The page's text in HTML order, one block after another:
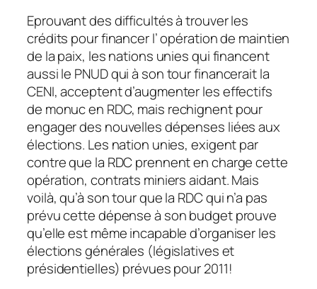
Eprouvant des difficultés à trouver les
crédits pour financer l’ opération de maintien
de la paix, les nations unies qui financent
aussi le PNUD qui à son tour financerait la
CENI, acceptent d’augmenter les effectifs
de monuc en RDC, mais rechignent pour
engager des nouvelles dépenses liées aux
élections. Les nation unies, exigent par
contre que la RDC prennent en charge cette
opération, contrats miniers aidant. Mais
voilà, qu’à son tour que la RDC qui n’a pas
prévu cette dépense à son budget prouve
qu’elle est même incapable d’organiser les
élections générales (législatives et
présidentielles) prévues pour 2011!